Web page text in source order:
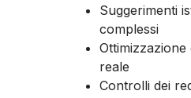
Suggerimenti
complessi
reale
Controlli dei